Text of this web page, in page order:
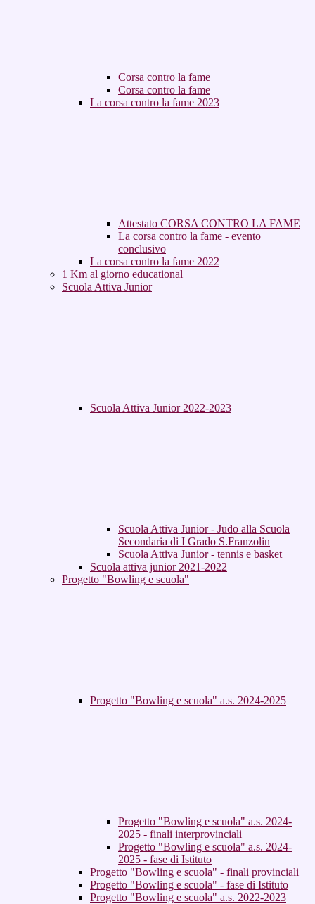
Corsa contro la fame
Corsa contro la fame
La corsa contro la fame 2023
Attestato CORSA CONTRO LA FAME
La corsa contro la fame - evento
conclusivo
La corsa contro la fame 2022
1 Km al giorno educational
Scuola Attiva Junior
Scuola Attiva Junior 2022-2023
Scuola Attiva Junior - Judo alla Scuola
Secondaria di I Grado S.Franzolin
Scuola Attiva Junior - tennis e basket
Scuola attiva junior 2021-2022
Progetto "Bowling e scuola"
Progetto "Bowling e scuola" a.s. 2024-2025
Progetto "Bowling e scuola" a.s. 2024-
2025 - finali interprovinciali
Progetto "Bowling e scuola" a.s. 2024-
2025 - fase di Istituto
Progetto "Bowling e scuola" - finali provinciali
Progetto "Bowling e scuola" - fase di Istituto
Progetto "Bowling e scuola" a.s. 2022-2023